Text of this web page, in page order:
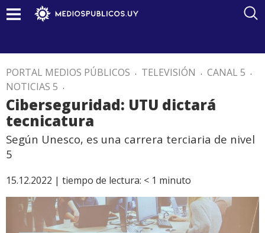
PORTAL MEDIOS PÚBLICOS . TELEVISIÓN . CANAL 5 .
NOTICIAS 5 .
Ciberseguridad: UTU dictará
tecnicatura
Según Unesco, es una carrera terciaria de nivel
5
15.12.2022 | tiempo de lectura: < 1 minuto